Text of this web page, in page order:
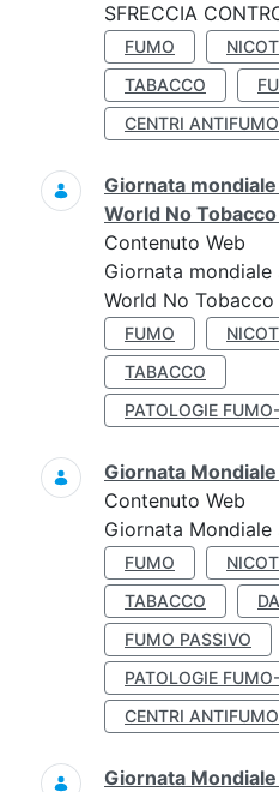
SFRECCIA
FUMO
TABACCO
CENTRI ANTIFUMO
Giornata
World No
Contenuto Web
Giornata
World No
FUMO
TABACCO
PATOLOGIE
Giornata
Contenuto Web
Giornata Mondiale
FUMO
TABACCO
FUMO PASSIVO
PATOLOGIE
CENTRI ANTIFUMO
Giornata